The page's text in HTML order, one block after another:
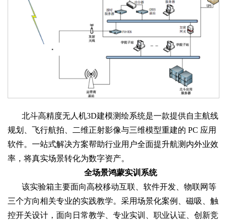
北斗高精度无人机3D建模测绘系统是一款提供自主航线
规划、飞行航拍、二维正射影像与三维模型重建的 PC 应用
软件。一站式解决方案帮助行业用户全面提升航测内外业效
率，将真实场景转化为数字资产。
全场景鸿蒙实训系统
该实验箱主要面向高校移动互联、软件开发、物联网等
三个方向相关专业的实践教学。采用场景化案例、磁吸、触
控开关设计，面向日常教学、专业实训、职业认证、创新竞